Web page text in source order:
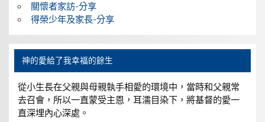
關懷者家訪-分享
得榮少年及家長-分享
神的愛給了我幸福的餘生
從小生長在父親與母親執手相愛的環境中，當時和父親常
去召會，所以一直蒙受主恩，耳濡目染下，將基督的愛一
直深埋內心深處。